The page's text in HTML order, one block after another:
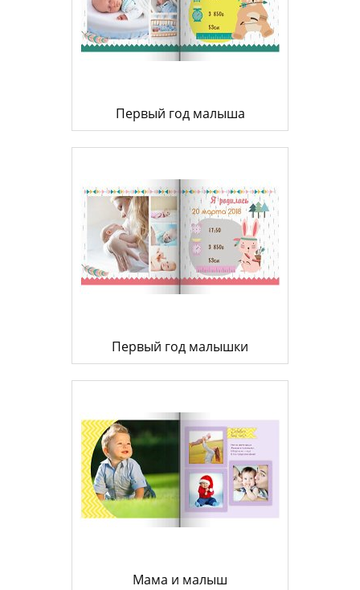
Первый год малыша
Первый год малышки
Мама и малыш